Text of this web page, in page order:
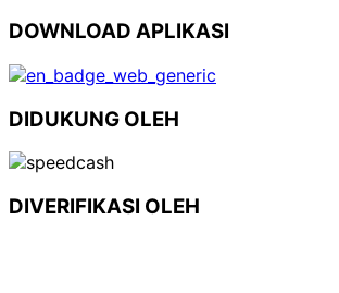
DOWNLOAD APLIKASI
DIDUKUNG OLEH
DIVERIFIKASI OLEH